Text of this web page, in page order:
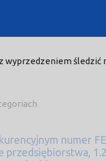
wyprzedzeniem śledzić
numer
przedsiębiorstwa,